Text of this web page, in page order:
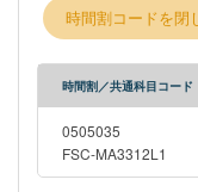
時間割コードを閉
時間割／共通科目コード
0505035
FSC-MA3312L1